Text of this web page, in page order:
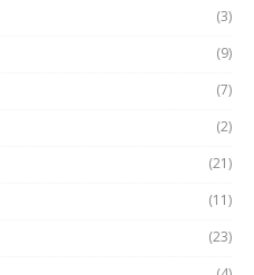
(3)
(9)
(7)
(2)
(21)
(11)
(23)